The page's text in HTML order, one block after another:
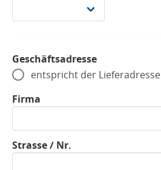
Geschäftsadresse
entspricht der Lieferadresse
Firma
Strasse / Nr.